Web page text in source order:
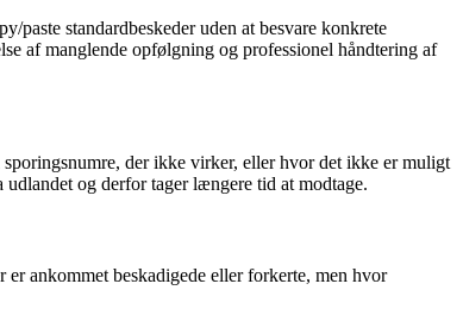
paste standardbeskeder uden at besvare konkrete
af manglende opfølgning og professionel håndtering af
der ikke virker, eller hvor det ikke er muligt
og derfor tager længere tid at modtage.
ankommet beskadigede eller forkerte, men hvor